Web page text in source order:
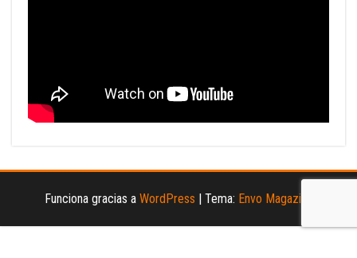
Funciona gracias a WordPress Tema: Envo Magazine